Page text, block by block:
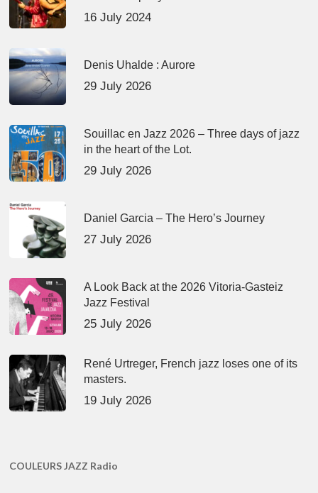
16 July 2024
Denis Uhalde : Aurore
29 July 2026
Souillac en Jazz 2026 – Three days of jazz
in the heart of the Lot.
29 July 2026
Daniel Garcia – The Hero’s Journey
27 July 2026
A Look Back at the 2026 Vitoria-Gasteiz
Jazz Festival
25 July 2026
René Urtreger, French jazz loses one of its
masters.
19 July 2026
COULEURS JAZZ Radio